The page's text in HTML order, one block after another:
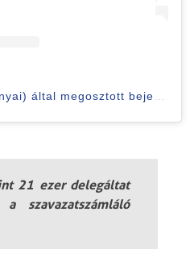
21 ezer delegáltat
szavazatszámláló